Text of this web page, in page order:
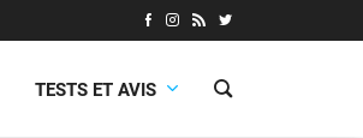
TESTS ET AVIS